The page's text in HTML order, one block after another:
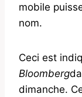
mobile
nom.
Ceci est
Bloomberg
dimanche.